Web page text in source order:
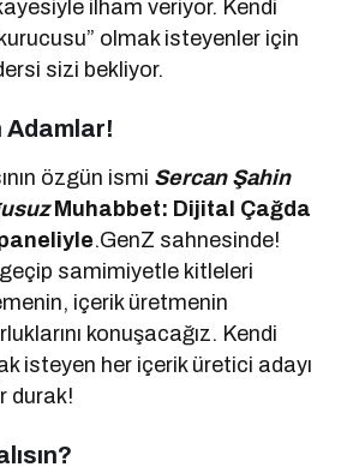
ilham veriyor. Kendi
olmak isteyenler için
sizi bekliyor.
Adamlar!
özgün ismi Sercan Şahin
Muhabbet: Dijital Çağda
.GenZ sahnesinde!
samimiyetle kitleleri
içerik üretmenin
konuşacağız. Kendi
isteyen her içerik üretici adayı
durak!